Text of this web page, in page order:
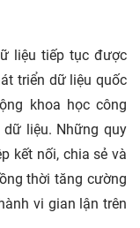
liệu tiếp tục được
triển dữ liệu quốc
khoa học công
liệu. Những quy
kết nối, chia sẻ và
thời tăng cường
vi gian lận trên